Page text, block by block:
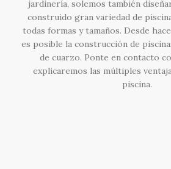
jardinería, solemos también
construido gran variedad de
todas formas y tamaños. Desde
es posible la construcción de
de cuarzo. Ponte en contacto
explicaremos las múltiples
piscina.